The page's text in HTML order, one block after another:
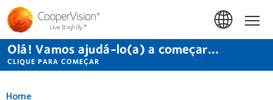
Passar
para
conteúdo
principal
Início
Olá! Vamos ajudá-lo(a) a começar...
CLIQUE PARA COMEÇAR
Home